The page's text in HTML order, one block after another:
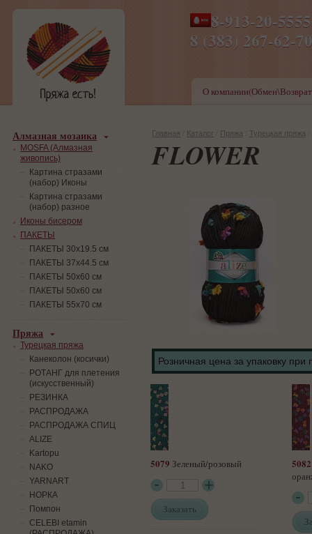
8-913-20-
8 (383) 267-
ПН-ПТ 8-17,СБ-ВС 9-
О
Главная Каталог Пряжа Турецкая пряжа
FLOWER
Розничная цена за упаковку при
5079 Зеленый/розовый
Заказать
5082
Алмазная мозаика
MOSFA (Алмазная
живопись)
Картина стразами
(набор) Иконы
Картина стразами
(набор) разное
Иконы бисером
ПАКЕТЫ
ПАКЕТЫ 30х19.5 см
ПАКЕТЫ 37х44.5 см
ПАКЕТЫ 50х60 см
ПАКЕТЫ 50х60 см
ПАКЕТЫ 55х70 см
Пряжа
Турецкая пряжа
Канеколон (косички)
РОТАНГ для плетения
(искусственный)
PЕЗИНКА
РАСПРОДАЖА
РАСПРОДАЖА СПИЦ
ALIZE
Kartopu
NAKO
YARNART
НОРКА
Помпон
СELEBI etamin